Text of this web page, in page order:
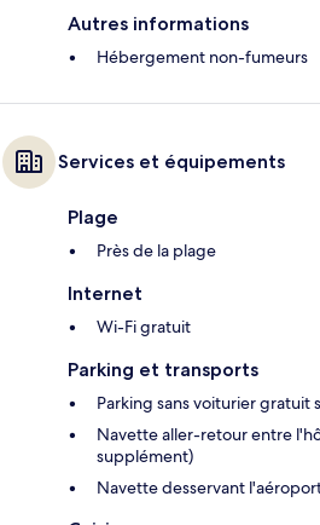
Autres informations
Hébergement non-fumeurs
Services et équipements
Plage
Près de la plage
Internet
Wi-Fi gratuit
Parking et transports
Parking sans voiturier gratuit
Navette aller-retour entre
supplément)
Navette desservant